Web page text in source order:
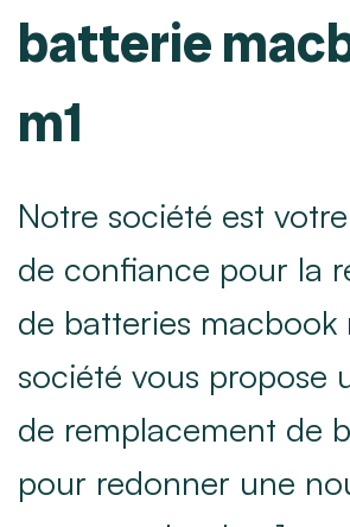
batterie
m1
Notre société est
de confiance pour la
de batteries macbook
société vous propose
de remplacement de
pour redonner une